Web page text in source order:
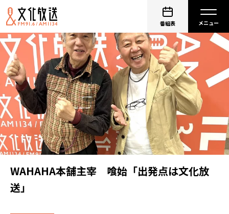
番組表
WAHAHA本舗主宰 喰始「出発点は文化放
送」